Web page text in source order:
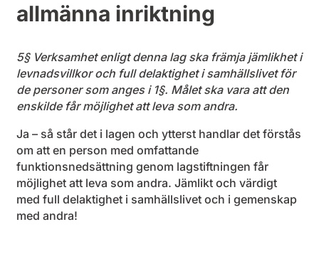
allmänna inriktning
5§ Verksamhet enligt denna lag ska främja jämlikhet i
levnadsvillkor och full delaktighet i samhällslivet för
de personer som anges i 1§. Målet ska vara att den
enskilde får möjlighet att leva som andra.
Ja – så står det i lagen och ytterst handlar det förstås
om att en person med omfattande
funktionsnedsättning genom lagstiftningen får
möjlighet att leva som andra. Jämlikt och värdigt
med full delaktighet i samhällslivet och i gemenskap
med andra!